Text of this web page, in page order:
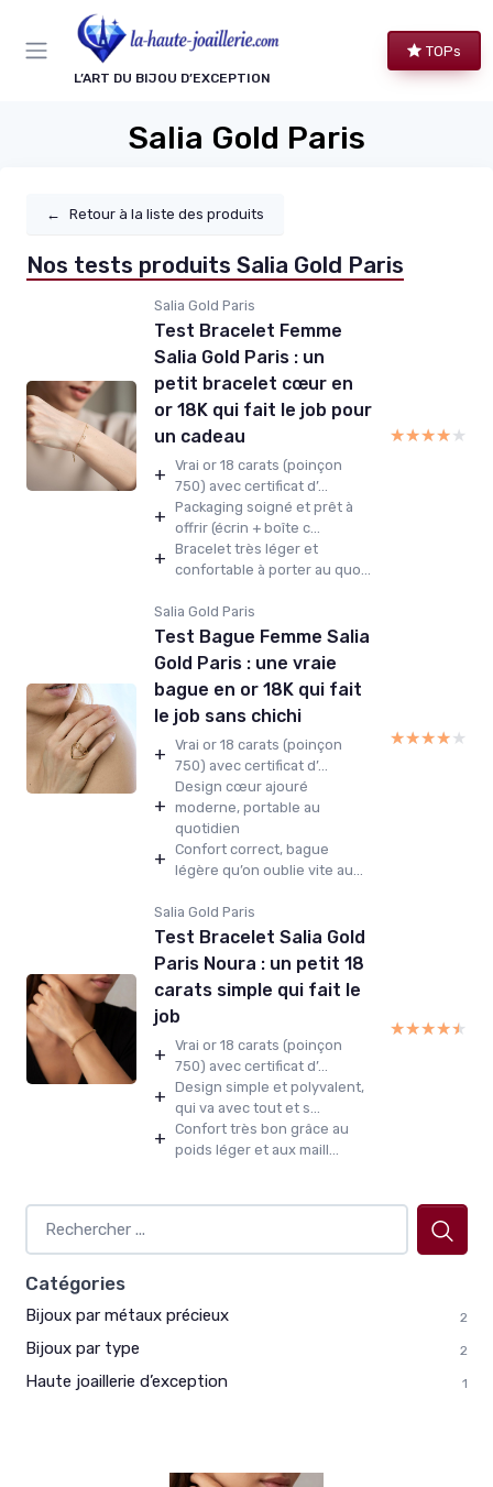
L’ART DU BIJOU D’EXCEPTION
TOPs
Salia Gold Paris
← Retour à la liste des produits
Nos tests produits Salia Gold Paris
Salia Gold Paris
Test Bracelet Femme
Salia Gold Paris : un
petit bracelet cœur en
or 18K qui fait le job pour
un cadeau
+ Vrai or 18 carats (poinçon
750) avec certificat d’...
+ Packaging soigné et prêt à
offrir (écrin + boîte c...
+ Bracelet très léger et
confortable à porter au quo...
★★★★★
★★★★★
Salia Gold Paris
Test Bague Femme Salia
Gold Paris : une vraie
bague en or 18K qui fait
le job sans chichi
+ Vrai or 18 carats (poinçon
750) avec certificat d’...
+
Design cœur ajouré
moderne, portable au
quotidien
+ Confort correct, bague
légère qu’on oublie vite au...
★★★★★
★★★★★
Salia Gold Paris
Test Bracelet Salia Gold
Paris Noura : un petit 18
carats simple qui fait le
job
+ Vrai or 18 carats (poinçon
750) avec certificat d’...
+ Design simple et polyvalent,
qui va avec tout et s...
+ Confort très bon grâce au
poids léger et aux maill...
★★★★★
★★★★★
Catégories
Bijoux par métaux précieux 2
Bijoux par type 2
Haute joaillerie d’exception 1
Panneau de gestion des cookies